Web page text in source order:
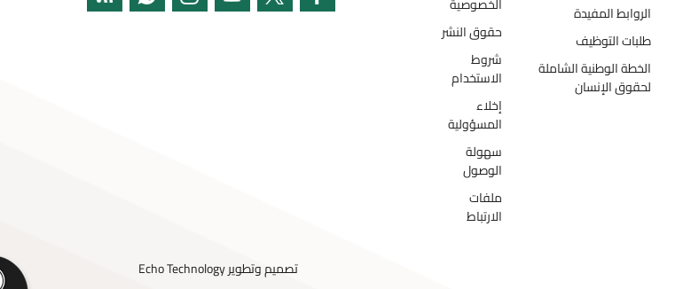
الروابط المفيدة
طلبات التوظيف
الخطة الوطنية الشاملة
لحقوق الإنسان
حقوق النشر
شروط
الاستخدام
تصميم وتطويرEcho Technology